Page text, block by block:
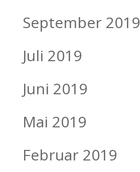
September 2019
Juli 2019
Juni 2019
Mai 2019
Februar 2019